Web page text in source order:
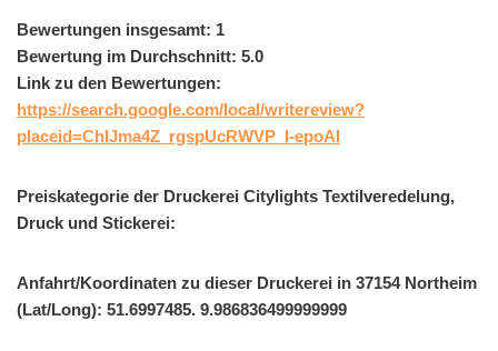
Bewertungen insgesamt: 1
Bewertung im Durchschnitt: 5.0
Link zu den Bewertungen:
https://search.google.com/local/writereview?
placeid=ChIJma4Z_rgspUcRWVP_I-epoAI
Preiskategorie der Druckerei Citylights Textilveredelung,
Druck und Stickerei:
Anfahrt/Koordinaten zu dieser Druckerei in 37154 Northeim
(Lat/Long): 51.6997485. 9.986836499999999